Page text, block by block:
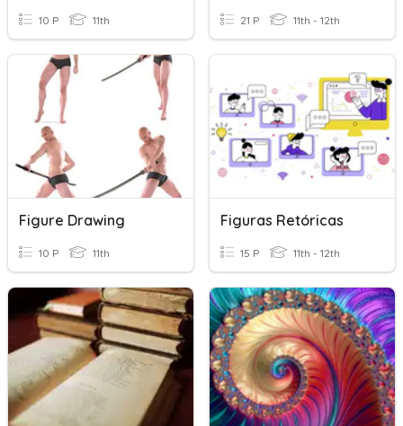
10 P 11th 21 P 11th - 12th
Figure Drawing
10 P 11th
Figuras Retóricas
15 P 11th - 12th